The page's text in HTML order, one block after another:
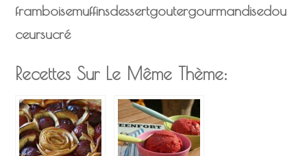
framboisemuffinsdessertgoutergourmandisedou
ceursucré
Recettes Sur Le Même Thème: